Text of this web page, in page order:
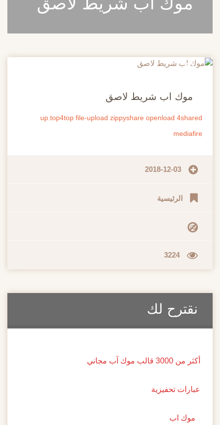
20
موك اب شريط لاصق
up.top4top file-upload zippyshare openload 4shared
mediafire
2018-12-03
الرئيسية
3224
نقترح لك
أكثر من 3000 قالب موك آب مجاني
عبارات تحفيزية
موك اب